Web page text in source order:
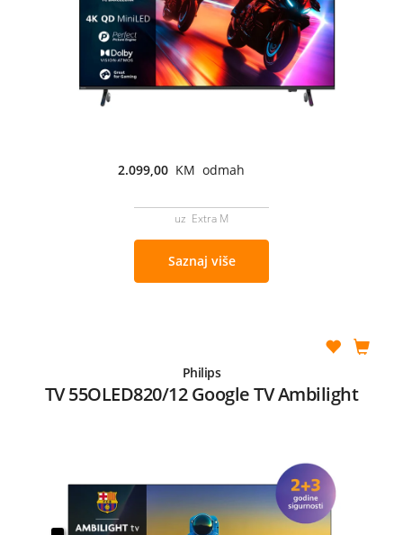
2.099,00 KM odmah
uz Extra M
Saznaj više
Philips
TV 55OLED820/12 Google TV Ambilight